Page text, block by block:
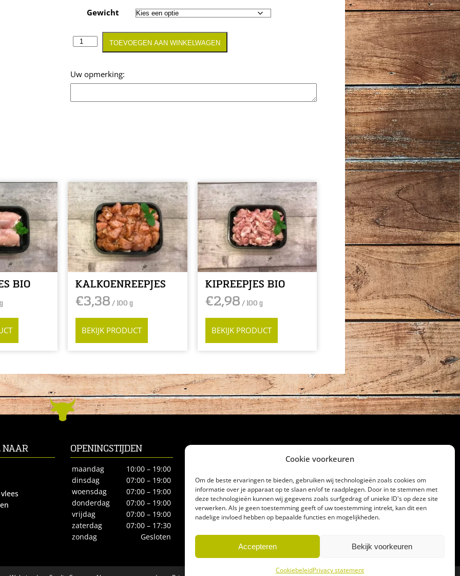
Cookie voorkeuren
Om de beste ervaringen te bieden, gebruiken wij technologieën zoals cookies om
informatie over je apparaat op te slaan en/of te raadplegen. Door in te stemmen met
deze technologieën kunnen wij gegevens zoals surfgedrag of unieke ID's op deze site
verwerken. Als je geen toestemming geeft of uw toestemming intrekt, kan dit een
nadelige invloed hebben op bepaalde functies en mogelijkheden.
Accepteren Bekijk voorkeuren
CookiebeleidPrivacy statement
Gewicht
Opmerking
TOEVOEGEN AAN WINKELWAGEN
BIO KALKOENREEPJES
€3,38 / 100 g
BEKIJK PRODUCT
KIPREEPJES BIO
€2,98 / 100 g
BEKIJK PRODUCT
NAAR OPENINGSTIJDEN
maandag
10:00 – 19:00
dinsdag
07:00 – 19:00
woensdag
07:00 – 19:00
donderdag
07:00 – 19:00
vrijdag
07:00 – 19:00
zaterdag
07:00 – 17:30
zondag
Gesloten
CONTACT
3572BE Utrecht
Tel.030-2732186
biologischeslagerij@gerrittakke.nl